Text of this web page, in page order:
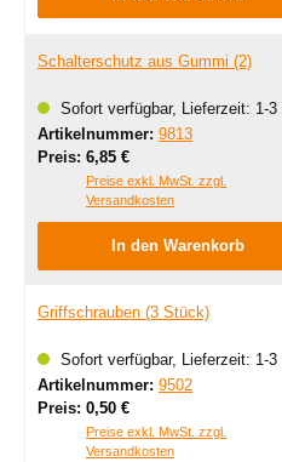
Schalterschutz aus Gummi (2)
Sofort verfügbar, Lieferzeit: 1-3
Artikelnummer: 9813
Preis: Regulärer Preis:
6,85 €
Preise exkl. MwSt. zzgl.
Versandkosten
In den Warenkorb
Griffschrauben (3 Stück)
Sofort verfügbar, Lieferzeit: 1-3
Artikelnummer: 9502
Preis: Regulärer Preis:
0,50 €
Preise exkl. MwSt. zzgl.
Versandkosten